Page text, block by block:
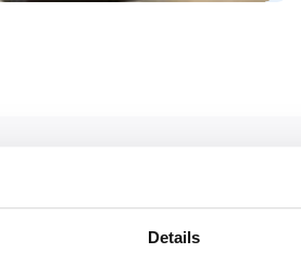
Details
Lease For You?